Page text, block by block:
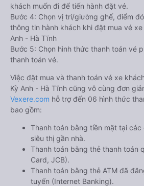
khách muốn đi để tiến hành đặt vé.
Bước 4: Chọn vị trí/giường ghế, điểm
thông tin hành khách khi đặt mua vé
Anh - Hà Tĩnh
Bước 5: Chọn hình thức thanh toán vé
thanh toán vé.
Việc đặt mua và thanh toán vé xe
Kỳ Anh - Hà Tĩnh cũng vô cùng đơn
Vexere.com hỗ trợ đến 06 hình thức
bao gồm:
Thanh toán bằng tiền mặt tại các
siêu thị gần nhà.
Thanh toán bằng thẻ thanh toán
Card, JCB).
Thanh toán bằng thẻ ATM đã
tuyến (Internet Banking).